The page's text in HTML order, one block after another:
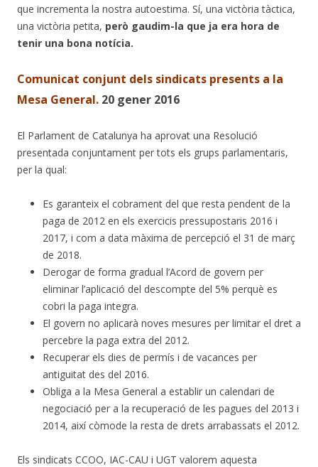
que incrementa la nostra autoestima. Sí, una victòria tàctica,
una victòria petita, però gaudim-la que ja era hora de
tenir una bona notícia.
Comunicat conjunt dels sindicats presents a la
Mesa General. 20 gener 2016
El Parlament de Catalunya ha aprovat una Resolució
presentada conjuntament per tots els grups parlamentaris,
per la qual:
Es garanteix el cobrament del que resta pendent de la
paga de 2012 en els exercicis pressupostaris 2016 i
2017, i com a data màxima de percepció el 31 de març
de 2018.
Derogar de forma gradual l’Acord de govern per
eliminar l’aplicació del descompte del 5% perquè es
cobri la paga integra.
El govern no aplicarà noves mesures per limitar el dret a
percebre la paga extra del 2012.
Recuperar els dies de permís i de vacances per
antiguitat des del 2016.
Obliga a la Mesa General a establir un calendari de
negociació per a la recuperació de les pagues del 2013 i
2014, així còmode la resta de drets arrabassats el 2012.
Els sindicats CCOO, IAC-CAU i UGT valorem aquesta